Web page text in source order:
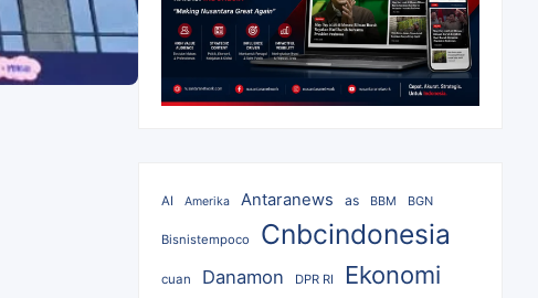
AI Amerika Antaranews as BBM BGN
Bisnistempoco Cnbcindonesia
cuan Danamon DPR RI Ekonomi